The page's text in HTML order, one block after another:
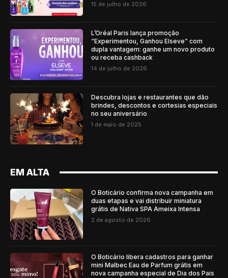
15 de julho de 2026
L’Oréal Paris lança promoção
“Experimentou, Ganhou Elseve” com
dupla vantagem: ganhe um novo produto
ou receba cashback
14 de julho de 2026
Descubra lojas e restaurantes que dão
brindes, descontos e cortesias especiais
no seu aniversário
1 de maio de 2025
EM ALTA
O Boticário confirma nova campanha em
duas etapas e vai distribuir miniatura
grátis de Nativa SPA Ameixa Intensa
2 de agosto de 2026
O Boticário libera cadastros para ganhar
mini Malbec Eau de Parfum grátis em
nova campanha especial de Dia dos Pais